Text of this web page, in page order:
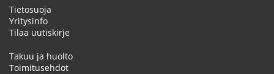
Tietosuoja
Yritysinfo
Tilaa uutiskirje
Takuu ja huolto
Toimitusehdot